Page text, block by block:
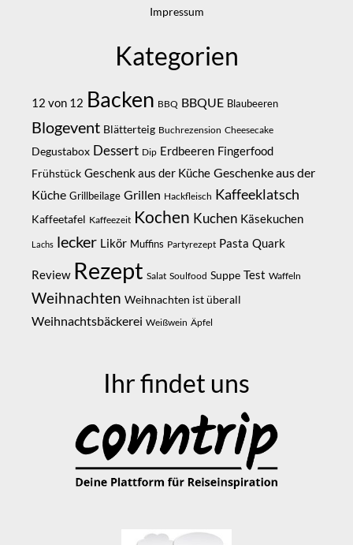
Impressum
Kategorien
12 von 12 Backen BBQ BBQUE Blaubeeren
Blogevent Blätterteig Buchrezension Cheesecake
Degustabox Dessert Dip Erdbeeren Fingerfood
Frühstück Geschenk aus der Küche Geschenke aus der
Küche Grillbeilage Grillen Hackfleisch Kaffeeklatsch
Kaffeetafel Kaffeezeit Kochen Kuchen Käsekuchen
Lachs lecker Likör Muffins Partyrezept Pasta Quark
Review Rezept Salat Soulfood Suppe Test Waffeln
Weihnachten Weihnachten ist überall
Weihnachtsbäckerei Weißwein Äpfel
Ihr findet uns